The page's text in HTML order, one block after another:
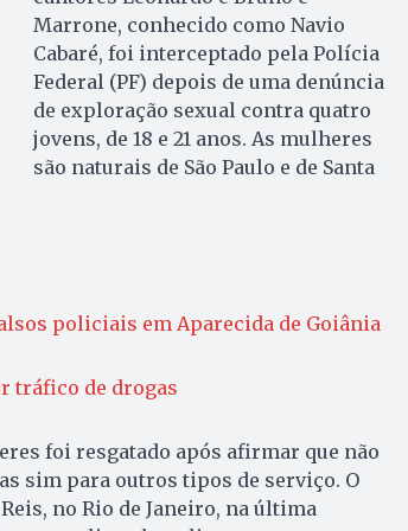
Marrone, conhecido como Navio
Cabaré, foi interceptado pela Polícia
Federal (PF) depois de uma denúncia
de exploração sexual contra quatro
jovens, de 18 e 21 anos. As mulheres
são naturais de São Paulo e de Santa
policiais em Aparecida de Goiânia
tráfico de drogas
foi resgatado após afirmar que não
sim para outros tipos de serviço. O
no Rio de Janeiro, na última